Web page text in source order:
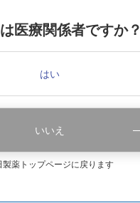
医療関係者ですか？
はい
いいえ
製薬トップページに戻ります